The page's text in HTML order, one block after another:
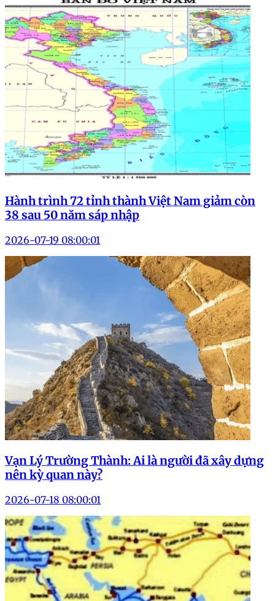
Hành trình 72 tỉnh thành Việt Nam giảm còn
38 sau 50 năm sáp nhập
2026-07-19 08:00:01
Vạn Lý Trường Thành: Ai là người đã xây dựng
nên kỳ quan này?
2026-07-18 08:00:01